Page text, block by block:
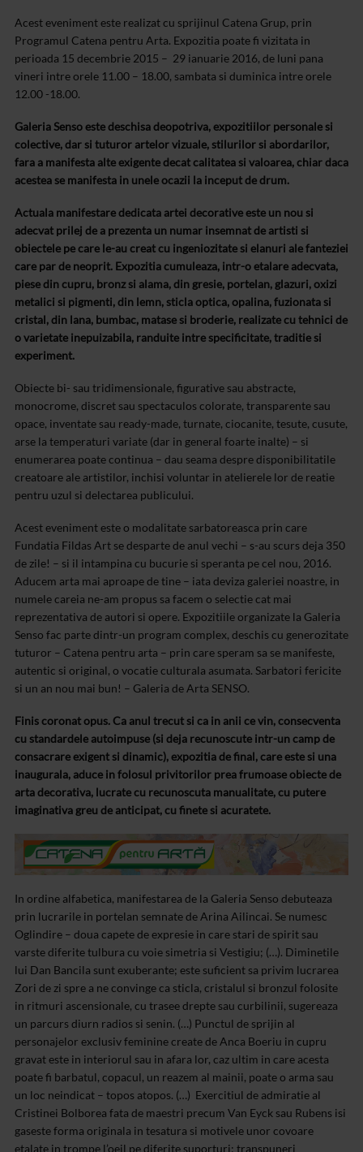
Acest eveniment este realizat cu sprijinul Catena Grup, prin
Programul Catena pentru Arta. Expozitia poate fi vizitata in
perioada 15 decembrie 2015 – 29 ianuarie 2016, de luni pana
vineri intre orele 11.00 – 18.00, sambata si duminica intre orele
12.00 -18.00.
Galeria Senso este deschisa deopotriva, expozitiilor personale si
colective, dar si tuturor artelor vizuale, stilurilor si abordarilor,
fara a manifesta alte exigente decat calitatea si valoarea, chiar daca
acestea se manifesta in unele ocazii la inceput de drum.
Actuala manifestare dedicata artei decorative este un nou si
adecvat prilej de a prezenta un numar insemnat de artisti si
obiectele pe care le-au creat cu ingeniozitate si elanuri ale fanteziei
care par de neoprit. Expozitia cumuleaza, intr-o etalare adecvata,
piese din cupru, bronz si alama, din gresie, portelan, glazuri, oxizi
metalici si pigmenti, din lemn, sticla optica, opalina, fuzionata si
cristal, din lana, bumbac, matase si broderie, realizate cu tehnici de
o varietate inepuizabila, randuite intre specificitate, traditie si
experiment.
Obiecte bi- sau tridimensionale, figurative sau abstracte,
monocrome, discret sau spectaculos colorate, transparente sau
opace, inventate sau ready-made, turnate, ciocanite, tesute, cusute,
arse la temperaturi variate (dar in general foarte inalte) – si
enumerarea poate continua – dau seama despre disponibilitatile
creatoare ale artistilor, inchisi voluntar in atelierele lor de reatie
pentru uzul si delectarea publicului.
Acest eveniment este o modalitate sarbatoreasca prin care
Fundatia Fildas Art se desparte de anul vechi – s-au scurs deja 350
de zile! – si il intampina cu bucurie si speranta pe cel nou, 2016.
Aducem arta mai aproape de tine – iata deviza galeriei noastre, in
numele careia ne-am propus sa facem o selectie cat mai
reprezentativa de autori si opere. Expozitiile organizate la Galeria
Senso fac parte dintr-un program complex, deschis cu generozitate
tuturor – Catena pentru arta – prin care speram sa se manifeste,
autentic si original, o vocatie culturala asumata. Sarbatori fericite
si un an nou mai bun! – Galeria de Arta SENSO.
Finis coronat opus. Ca anul trecut si ca in anii ce vin, consecventa
cu standardele autoimpuse (si deja recunoscute intr-un camp de
consacrare exigent si dinamic), expozitia de final, care este si una
inaugurala, aduce in folosul privitorilor prea frumoase obiecte de
arta decorativa, lucrate cu recunoscuta manualitate, cu putere
imaginativa greu de anticipat, cu finete si acuratete.
In ordine alfabetica, manifestarea de la Galeria Senso debuteaza
prin lucrarile in portelan semnate de Arina Ailincai. Se numesc
Oglindire – doua capete de expresie in care stari de spirit sau
varste diferite tulbura cu voie simetria si Vestigiu; (…). Diminetile
lui Dan Bancila sunt exuberante; este suficient sa privim lucrarea
Zori de zi spre a ne convinge ca sticla, cristalul si bronzul folosite
in ritmuri ascensionale, cu trasee drepte sau curbilinii, sugereaza
un parcurs diurn radios si senin. (…) Punctul de sprijin al
personajelor exclusiv feminine create de Anca Boeriu in cupru
gravat este in interiorul sau in afara lor, caz ultim in care acesta
poate fi barbatul, copacul, un reazem al mainii, poate o arma sau
un loc neindicat – topos atopos. (…) Exercitiul de admiratie al
Cristinei Bolborea fata de maestri precum Van Eyck sau Rubens isi
gaseste forma originala in tesatura si motivele unor covoare
etalate in trompe l’oeil pe diferite suporturi; transpuneri